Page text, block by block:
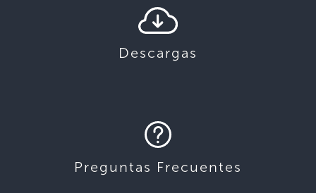
Descargas
Preguntas Frecuentes